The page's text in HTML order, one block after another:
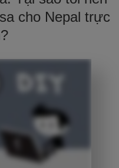
cho Nepal trực